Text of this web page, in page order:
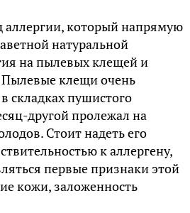
аллергии, который напрямую
натуральной
на пылевых клещей и
клещи очень
складках пушистого
другой пролежал на
Стоит надеть его
к аллергену,
первые признаки этой
кожи, заложенность